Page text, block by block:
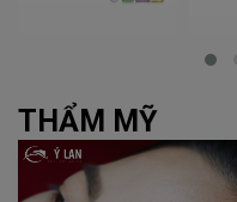
THẨM MỸ